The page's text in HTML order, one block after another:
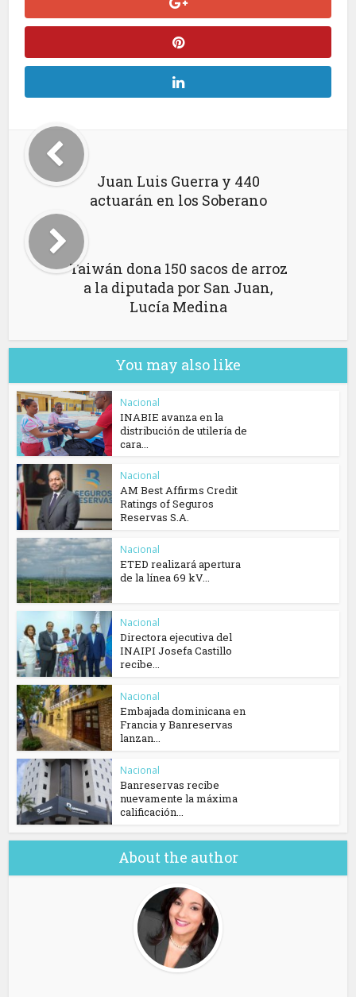
Juan Luis Guerra y 440
actuarán en los Soberano
Taiwán dona 150 sacos de arroz
a la diputada por San Juan,
Lucía Medina
You may also like
Nacional
INABIE avanza en la
distribución de utilería de
cara...
Nacional
AM Best Affirms Credit
Ratings of Seguros
Reservas S.A.
Nacional
ETED realizará apertura
de la línea 69 kV...
Nacional
Directora ejecutiva del
INAIPI Josefa Castillo
recibe...
Nacional
Embajada dominicana en
Francia y Banreservas
lanzan...
Nacional
Banreservas recibe
nuevamente la máxima
calificación...
About the author